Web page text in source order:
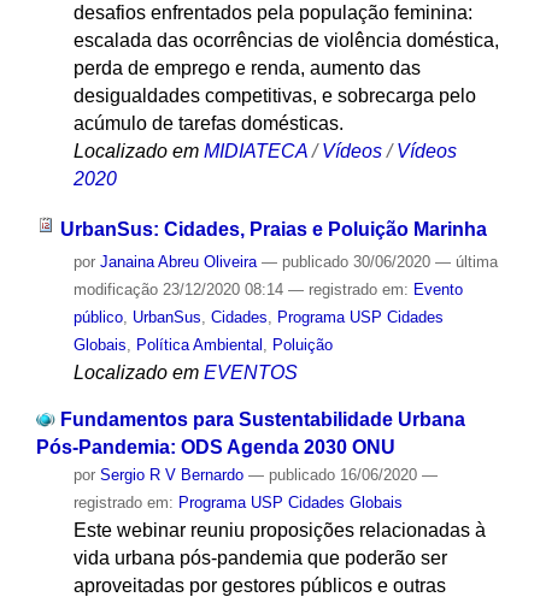
desafios enfrentados pela população feminina:
escalada das ocorrências de violência doméstica,
perda de emprego e renda, aumento das
desigualdades competitivas, e sobrecarga pelo
acúmulo de tarefas domésticas.
Localizado em MIDIATECA /Vídeos /Vídeos
2020
UrbanSus: Cidades, Praias e Poluição Marinha
por Janaina Abreu Oliveira — publicado30/06/2020 — última
modificação23/12/2020 08:14 — registrado em: Evento
público, UrbanSus, Cidades, Programa USP Cidades
Globais, Política Ambiental , Poluição
Localizado em EVENTOS
Fundamentos para Sustentabilidade Urbana
Pós-Pandemia: ODS Agenda 2030 ONU
por Sergio R V Bernardo — publicado16/06/2020 —
registrado em: Programa USP Cidades Globais
Este webinar reuniu proposições relacionadas à
vida urbana pós-pandemia que poderão ser
aproveitadas por gestores públicos e outras